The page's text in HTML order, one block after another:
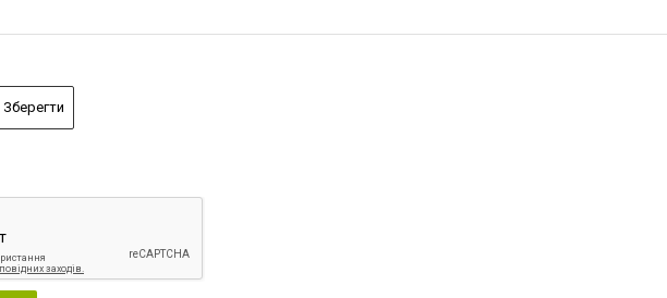
Зберегти